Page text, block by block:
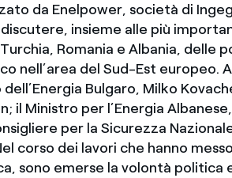
da Enelpower, società di
insieme alle più
Romania e Albania, delle
nell’area del Sud-Est europeo.
Bulgaro, Milko
il Ministro per l’Energia
per la Sicurezza
corso dei lavori che hanno
sono emerse la volontà politica